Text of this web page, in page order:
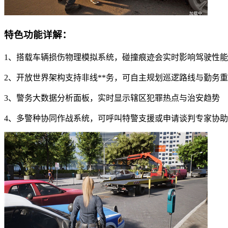
特色功能详解：
1、搭载车辆损伤物理模拟系统，碰撞痕迹会实时影响驾驶性能
2、开放世界架构支持非线**务，可自主规划巡逻路线与勤务
3、警务大数据分析面板，实时显示辖区犯罪热点与治安趋势
4、多警种协同作战系统，可呼叫特警支援或申请谈判专家协助